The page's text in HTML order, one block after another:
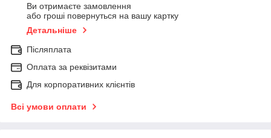
Ви отримаєте замовлення
або гроші повернуться на вашу картку
Детальніше
Післяплата
Оплата за реквізитами
Для корпоративних клієнтів
Всі умови оплати